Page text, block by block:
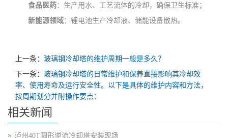
食品医药：生产用水、工艺流体的冷却，确保卫生标准；
新能源领域：锂电池生产冷却液、储能设备散热。
上一条： 玻璃钢冷却塔的维护周期一般是多久？
下一条： 玻璃钢冷却塔的日常维护和保养直接影响其冷却效
率、使用寿命及运行安全性。以下是具体的维护内容和方法，
按周期划分并附操作要点：
相关新闻
泸州40T圆形逆流冷却塔安装现场